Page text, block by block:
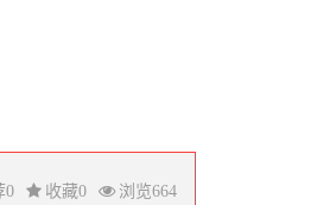
0 收藏0 浏览664